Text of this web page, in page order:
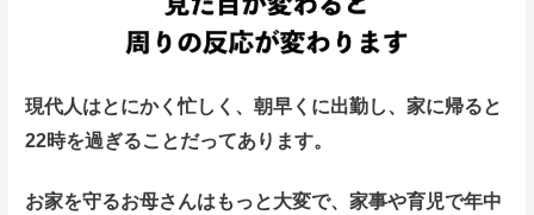
現代人はとにかく忙しく、朝早くに出勤し、家に帰ると
22時を過ぎることだってあります。
お家を守るお母さんはもっと大変で、家事や育児で年中